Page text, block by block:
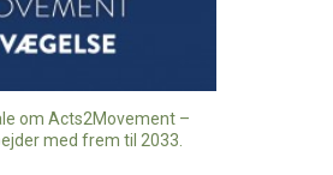
om Acts2Movement –
med frem til 2033.